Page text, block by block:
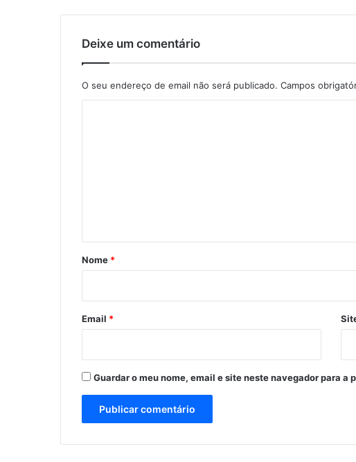
Deixe um comentário
O seu endereço de email não será publicado. Campos
r
*
Nome *
Email *
Guardar o meu nome, email e site neste navegador para a